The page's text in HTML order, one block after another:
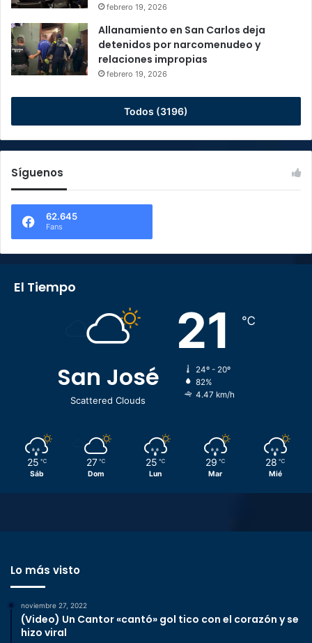
febrero 19, 2026
Allanamiento en San Carlos deja
detenidos por narcomenudeo y
relaciones impropias
febrero 19, 2026
Todos (3196)
Síguenos
62.645
Fans
El Tiempo
San José
Scattered Clouds
21 ℃
24º - 20º
82%
4.47 km/h
25 ℃
Sáb
27 ℃
Dom
25 ℃
Lun
29 ℃
Mar
28 ℃
Mié
Lo más visto
noviembre 27, 2022
(Video) Un Cantor «cantó» gol tico con el corazón y se
hizo viral